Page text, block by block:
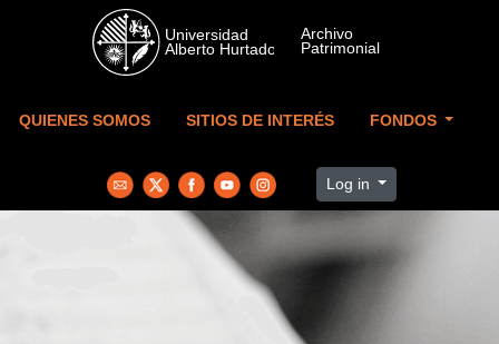
Skip to main content
QUIENES SOMOS SITIOS DE INTERÉS FONDOS
Log in